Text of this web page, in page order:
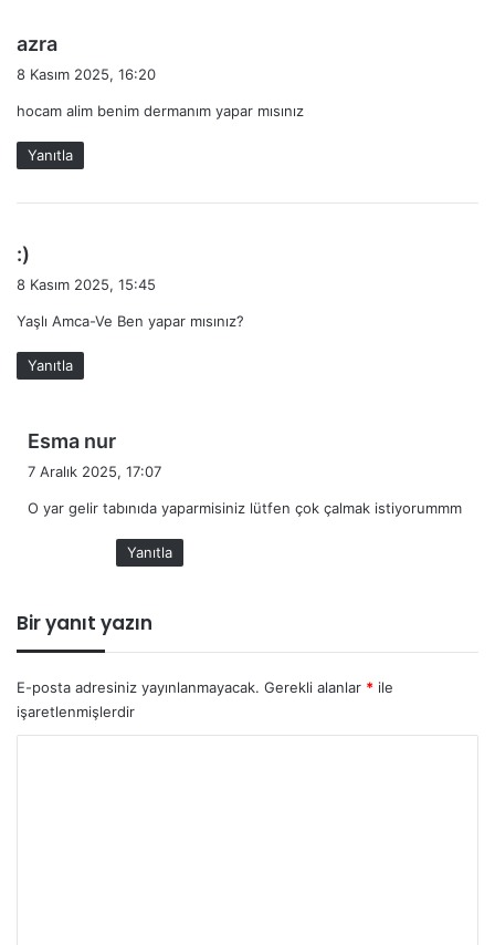
azra
i
k
i
8 Kasım 2025, 16:20
hocam alim benim dermanım yapar mısınız
Yanıtla
:)
i
k
i
8 Kasım 2025, 15:45
Yaşlı Amca-Ve Ben yapar mısınız?
Yanıtla
Esma nur
i
k
i
7 Aralık 2025, 17:07
O yar gelir tabınıda yaparmisiniz lütfen çok çalmak istiyorummm
Yanıtla
Bir yanıt yazın
E-posta adresiniz yayınlanmayacak. Gerekli alanlar * ile
işaretlenmişlerdir